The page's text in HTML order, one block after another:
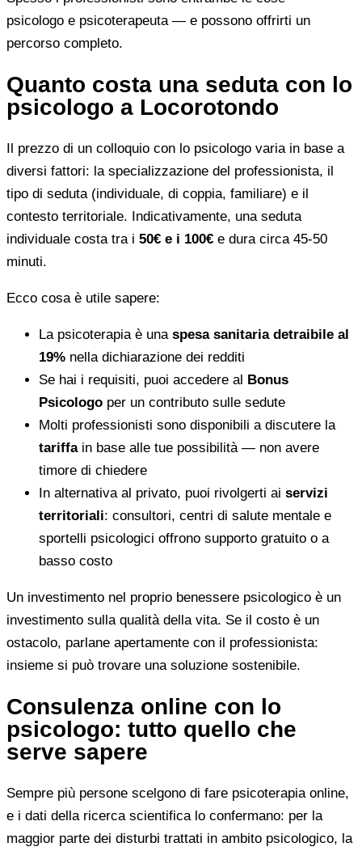
psicologo e psicoterapeuta — e possono offrirti un
percorso completo.
Quanto costa una seduta con lo
psicologo a Locorotondo
Il prezzo di un colloquio con lo psicologo varia in base a
diversi fattori: la specializzazione del professionista, il
tipo di seduta (individuale, di coppia, familiare) e il
contesto territoriale. Indicativamente, una seduta
individuale costa tra i 50€ e i 100€ e dura circa 45-50
minuti.
Ecco cosa è utile sapere:
La psicoterapia è una spesa sanitaria detraibile al
19% nella dichiarazione dei redditi
Se hai i requisiti, puoi accedere al Bonus
Psicologo per un contributo sulle sedute
Molti professionisti sono disponibili a discutere la
tariffain base alle tue possibilità — non avere
timore di chiedere
In alternativa al privato, puoi rivolgerti ai servizi
territoriali: consultori, centri di salute mentale e
sportelli psicologici offrono supporto gratuito o a
basso costo
Un investimento nel proprio benessere psicologico è un
investimento sulla qualità della vita. Se il costo è un
ostacolo, parlane apertamente con il professionista:
insieme si può trovare una soluzione sostenibile.
Consulenza online con lo
psicologo: tutto quello che
serve sapere
Sempre più persone scelgono di fare psicoterapia online,
e i dati della ricerca scientifica lo confermano: per la
maggior parte dei disturbi trattati in ambito psicologico, la